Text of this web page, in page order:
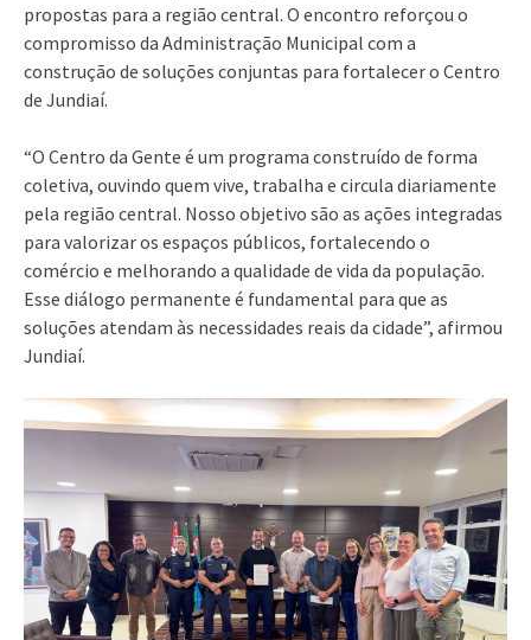
propostas para a região central. O encontro reforçou o
compromisso da Administração Municipal com a
construção de soluções conjuntas para fortalecer o Centro
de Jundiaí.
“O Centro da Gente é um programa construído de forma
coletiva, ouvindo quem vive, trabalha e circula diariamente
pela região central. Nosso objetivo são as ações integradas
para valorizar os espaços públicos, fortalecendo o
comércio e melhorando a qualidade de vida da população.
Esse diálogo permanente é fundamental para que as
soluções atendam às necessidades reais da cidade”, afirmou
Jundiaí.